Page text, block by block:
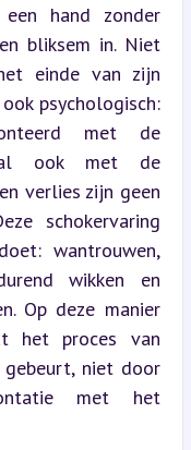
hand zonder
bliksem in. Niet
einde van zijn
psychologisch:
met de
ook met de
verlies zijn geen
schokervaring
wantrouwen,
wikken en
Op deze manier
het proces van
niet door
met het